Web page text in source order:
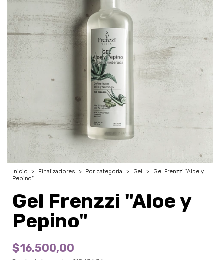
Inicio > Finalizadores > Por categoria > Gel >
Gel Frenzzi "Aloe y
Pepino"
Gel Frenzzi "Aloe y
Pepino"
$16.500,00